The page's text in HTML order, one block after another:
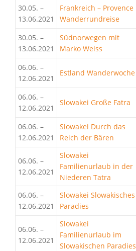
30.05. –
13.06.2021
Frankreich – Provence
Wanderrundreise
30.05. –
13.06.2021
Südnorwegen mit
Marko Weiss
06.06. –
12.06.2021
Estland Wanderwoche
06.06. –
12.06.2021
Slowakei Große Fatra
06.06. –
12.06.2021
Slowakei Durch das
Reich der Bären
06.06. –
12.06.2021
Slowakei
Familienurlaub in der
Niederen Tatra
06.06. –
12.06.2021
Slowakei Slowakisches
Paradies
06.06. –
12.06.2021
Slowakei
Familienurlaub im
Slowakischen Paradies